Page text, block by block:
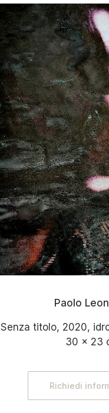
Paolo
Senza titolo, 2020,
30 x 23
Richiedi